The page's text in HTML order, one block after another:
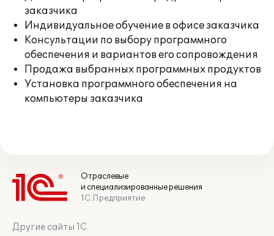
заказчика
Индивидуальное обучение в офисе заказчика
Консультации по выбору программного
обеспечения и вариантов его сопровождения
Продажа выбранных программных продуктов
Установка программного обеспечения на
компьютеры заказчика
Отраслевые
и специализированные решения
1С:Предприятие
Другие сайты 1С